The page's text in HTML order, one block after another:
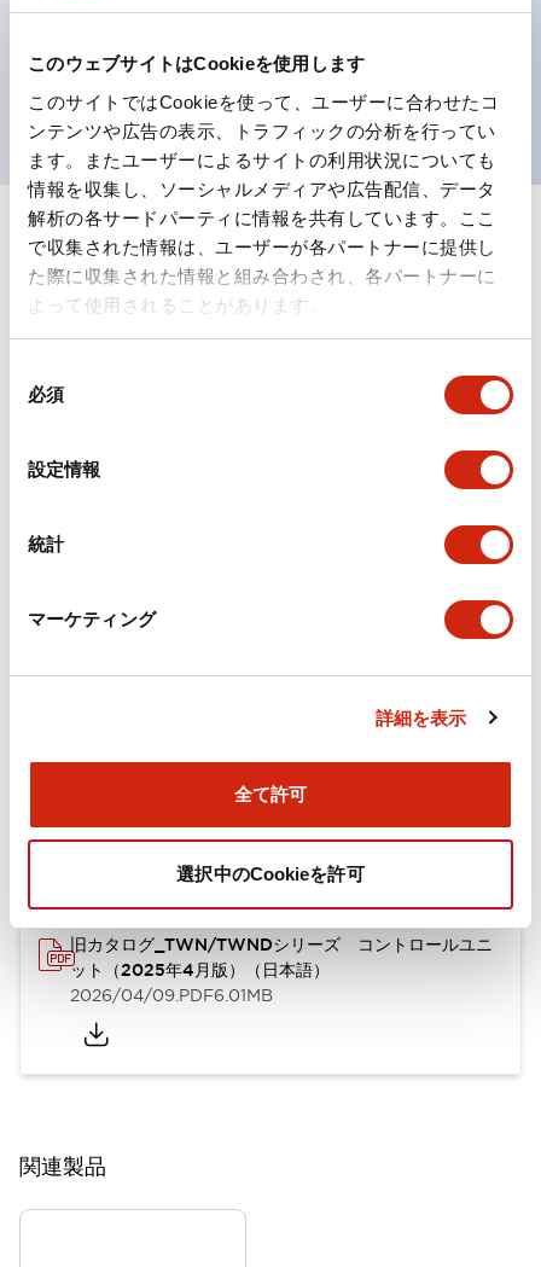
このウェブサイトはCookieを使用します
このサイトではCookieを使って、ユーザーに合わせたコ
ンテンツや広告の表示、トラフィックの分析を行ってい
ます。またユーザーによるサイトの利用状況についても
情報を収集し、ソーシャルメディアや広告配信、データ
解析の各サードパーティに情報を共有しています。ここ
で収集された情報は、ユーザーが各パートナーに提供し
た際に収集された情報と組み合わされ、各パートナーに
よって使用されることがあります。
必須
設定情報
統計
マーケティング
詳細を表示
全て許可
選択中のCookieを許可
保護構造は防噴流IP65（IEC 60529）
UL、CSA、TÜV、CCC認証品。
仕様 すべて展開
形状仕様
機械的仕様
取付設置仕様
ドキュメントとファイル
カタログ CAD 規格・認証 技術文書
旧カタログ_TWN/TWNDシリーズ コントロールユニ
ット（2025年4月版）（日本語）
2026/04/09.PDF6.01MB
関連製品